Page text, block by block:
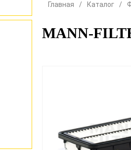
Главная Каталог
MANN-